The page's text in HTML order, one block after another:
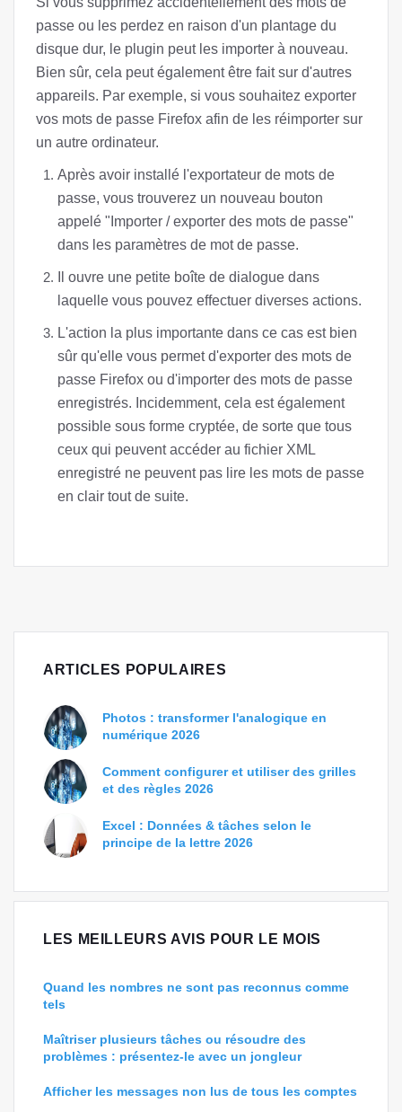
passe ou les perdez en raison d'un plantage du
disque dur, le plugin peut les importer à nouveau.
Bien sûr, cela peut également être fait sur d'autres
appareils. Par exemple, si vous souhaitez exporter
vos mots de passe Firefox afin de les réimporter sur
un autre ordinateur.
Après avoir installé l'exportateur de mots de
passe, vous trouverez un nouveau bouton
appelé "Importer / exporter des mots de passe"
dans les paramètres de mot de passe.
Il ouvre une petite boîte de dialogue dans
laquelle vous pouvez effectuer diverses actions.
L'action la plus importante dans ce cas est bien
sûr qu'elle vous permet d'exporter des mots de
passe Firefox ou d'importer des mots de passe
enregistrés. Incidemment, cela est également
possible sous forme cryptée, de sorte que tous
ceux qui peuvent accéder au fichier XML
enregistré ne peuvent pas lire les mots de passe
en clair tout de suite.
ARTICLES POPULAIRES
Photos : transformer l'analogique en
numérique 2026
Comment configurer et utiliser des grilles
et des règles 2026
Excel : Données & tâches selon le
principe de la lettre 2026
LES MEILLEURS AVIS POUR LE MOIS
Quand les nombres ne sont pas reconnus comme
tels
Maîtriser plusieurs tâches ou résoudre des
problèmes : présentez-le avec un jongleur
Afficher les messages non lus de tous les comptes